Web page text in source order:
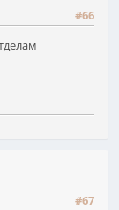
#66
#67